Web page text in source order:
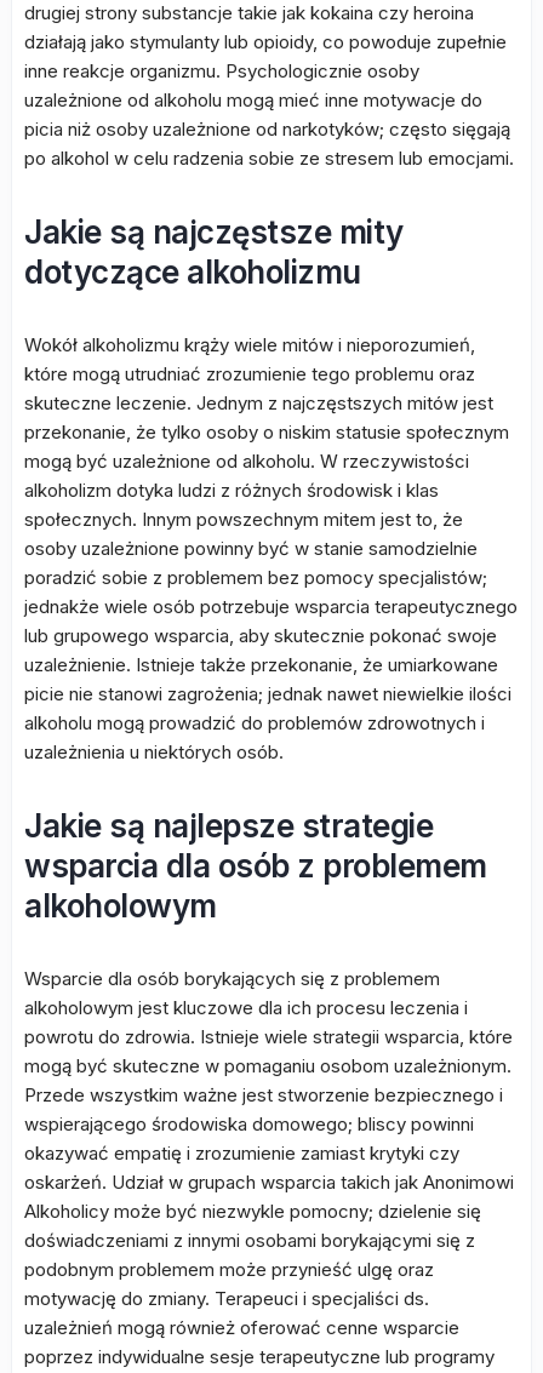
drugiej strony substancje takie jak kokaina czy heroina
działają jako stymulanty lub opioidy, co powoduje zupełnie
inne reakcje organizmu. Psychologicznie osoby
uzależnione od alkoholu mogą mieć inne motywacje do
picia niż osoby uzależnione od narkotyków; często sięgają
po alkohol w celu radzenia sobie ze stresem lub emocjami.
Jakie są najczęstsze mity
dotyczące alkoholizmu
Wokół alkoholizmu krąży wiele mitów i nieporozumień,
które mogą utrudniać zrozumienie tego problemu oraz
skuteczne leczenie. Jednym z najczęstszych mitów jest
przekonanie, że tylko osoby o niskim statusie społecznym
mogą być uzależnione od alkoholu. W rzeczywistości
alkoholizm dotyka ludzi z różnych środowisk i klas
społecznych. Innym powszechnym mitem jest to, że
osoby uzależnione powinny być w stanie samodzielnie
poradzić sobie z problemem bez pomocy specjalistów;
jednakże wiele osób potrzebuje wsparcia terapeutycznego
lub grupowego wsparcia, aby skutecznie pokonać swoje
uzależnienie. Istnieje także przekonanie, że umiarkowane
picie nie stanowi zagrożenia; jednak nawet niewielkie ilości
alkoholu mogą prowadzić do problemów zdrowotnych i
uzależnienia u niektórych osób.
Jakie są najlepsze strategie
wsparcia dla osób z problemem
alkoholowym
Wsparcie dla osób borykających się z problemem
alkoholowym jest kluczowe dla ich procesu leczenia i
powrotu do zdrowia. Istnieje wiele strategii wsparcia, które
mogą być skuteczne w pomaganiu osobom uzależnionym.
Przede wszystkim ważne jest stworzenie bezpiecznego i
wspierającego środowiska domowego; bliscy powinni
okazywać empatię i zrozumienie zamiast krytyki czy
oskarżeń. Udział w grupach wsparcia takich jak Anonimowi
Alkoholicy może być niezwykle pomocny; dzielenie się
doświadczeniami z innymi osobami borykającymi się z
podobnym problemem może przynieść ulgę oraz
motywację do zmiany. Terapeuci i specjaliści ds.
uzależnień mogą również oferować cenne wsparcie
poprzez indywidualne sesje terapeutyczne lub programy